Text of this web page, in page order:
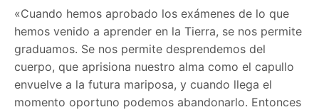
«Cuando hemos aprobado los exámenes de lo que
hemos venido a aprender en la Tierra, se nos permite
graduamos. Se nos permite desprendemos del
cuerpo, que aprisiona nuestro alma como el capullo
envuelve a la futura mariposa, y cuando llega el
momento oportuno podemos abandonarlo. Entonces